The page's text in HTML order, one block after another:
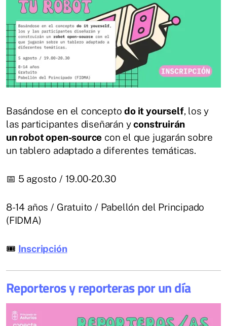
Basándose en el conceptodo it yourself, los y
las participantes diseñarán yconstruirán
un robot open-source con el que jugarán sobre
un tablero adaptado a diferentes temáticas.
📅 5 agosto / 19.00-20.30
8-14 años / Gratuito / Pabellón del Principado
(FIDMA)
🎟 Inscripción
Reporteros y reporteras por un día